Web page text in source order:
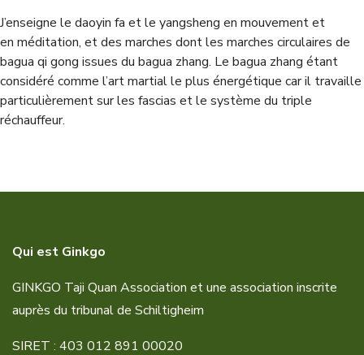
J’enseigne le daoyin fa et le yangsheng en mouvement et
en méditation, et des marches dont les marches circulaires de
bagua qi gong issues du bagua zhang. Le bagua zhang étant
considéré comme l’art martial le plus énergétique car il travaille
particulièrement sur les fascias et le système du triple
réchauffeur.
Qui est Ginkgo
GINKGO Taji Quan Association et une association inscrite
auprès du tribunal de Schiltigheim
SIRET : 403 012 891 00020